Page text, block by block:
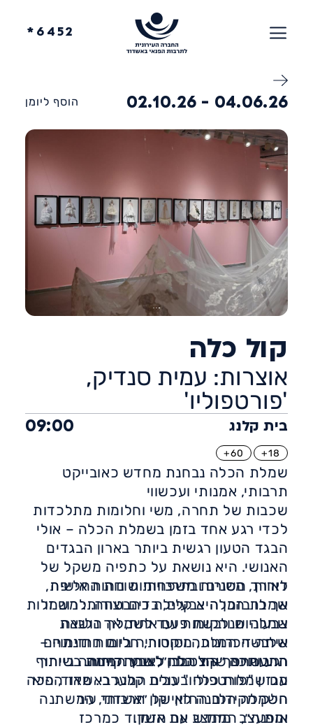
6452*
קול כלה
אוצרות: עמית סנדיק,
'פורטפוליו'
הוסף ליומן
בית קלנג
04.06.26 - 02.10.26
09:00
18+
60+
שמלת הכלה נבחנת מחדש כאובייקט
תרבותי, אמנותי ועכשווי
שכבות של תחרה, משי וחלומות מתלכדות
לכדי רגע אחד בזמן בשמלת הכלה – אולי
הבגד הטעון רגשית ביותר בארון הבגדים
האנושי. היא נושאת על כתפיה משקל של
דורות, מסורות משפחתיות וזהות אישית,
אך בו בזמן היא קלילה כהבטחה. לרוב זו
שמלה שנלבשת פעם אחת, אך נושאת
איתה זיכרונות, מסורות, חלומות ודימויים
תרבותיים שהצטברו לאורך דורות.
לאורך השנים ובתרבויות שונות החליפה
שמלת הכלה צבעים, בדים וצורות: משמלות
צבעוניות ורקומות ועד לשמלה הלבנה
שלבשה המלכה ויקטוריה ביום חתונתה –
רגע שהפך את הלבן לצבע המזוהה ביותר
עם שמלות כלה בעולם המערבי. מאז הפכה
השמלה הלבנה לאייקון תרבותי, המשתנה
ומתעצב מחדש עם הזמן.
התערוכה ״קול כלה״, שמתקיימת בשיתוף
מגזין "פורטפוליו" בבית קלנג באשדוד, היא
חלק מקידום החזון של ״אשדוד עיר
אופנה״, הממצב את אשדוד כמרכז